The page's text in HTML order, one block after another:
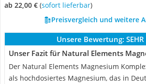
ab 22,00 € ( Sofort lieferbar)
Preisvergleich und weitere
Unsere Bewertung:
Unser Fazit für Natural Elements
Der Natural Elements Magnesium
als hochdosiertes Magnesium, das in